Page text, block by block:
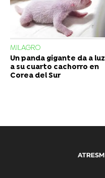
MILAGRO
Un panda gigante da a luz
a su cuarto cachorro en
Corea del Sur